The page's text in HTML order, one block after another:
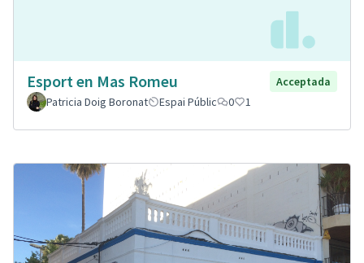
Esport en Mas Romeu
Acceptada
Patricia Doig Boronat
Espai Públic 0 1